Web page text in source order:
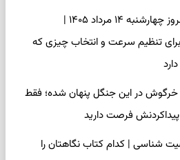
فال شمع امروز چهارشنبه ۱۴ مرداد ۱۴۰۵ |
تنظیم سرعت و انتخاب چیزی که
خرگوش در این جنگل پنهان شده؛ فقط
| کدام کتاب نگاهتان را